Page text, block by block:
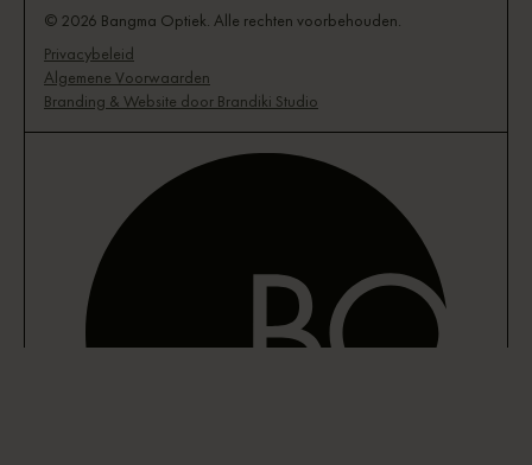
© 2026 Bangma Optiek. Alle rechten voorbehouden.
Privacybeleid
Algemene Voorwaarden
Branding & Website door Brandiki Studio